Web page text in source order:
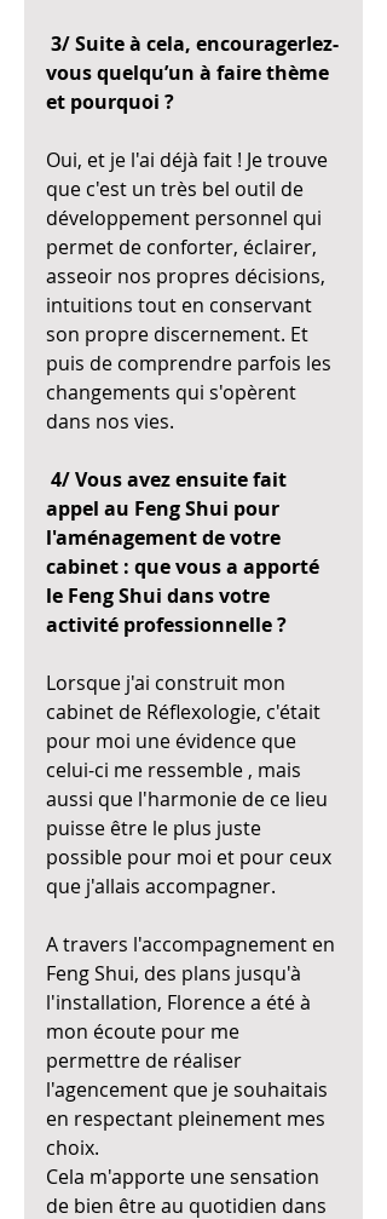
vous quelqu’un à faire thème
et pourquoi ?
Oui, et je l'ai déjà fait ! Je trouve
que c'est un très bel outil de
développement personnel qui
permet de conforter, éclairer,
asseoir nos propres décisions,
intuitions tout en conservant
son propre discernement. Et
puis de comprendre parfois les
changements qui s'opèrent
dans nos vies.
4/ Vous avez ensuite fait
appel au Feng Shui pour
l'aménagement de votre
cabinet : que vous a apporté
le Feng Shui dans votre
activité professionnelle ?
Lorsque j'ai construit mon
cabinet de Réflexologie, c'était
pour moi une évidence que
celui-ci me ressemble , mais
aussi que l'harmonie de ce lieu
puisse être le plus juste
possible pour moi et pour ceux
que j'allais accompagner.
A travers l'accompagnement en
Feng Shui, des plans jusqu'à
l'installation, Florence a été à
mon écoute pour me
permettre de réaliser
l'agencement que je souhaitais
en respectant pleinement mes
choix.
Cela m'apporte une sensation
de bien être au quotidien dans